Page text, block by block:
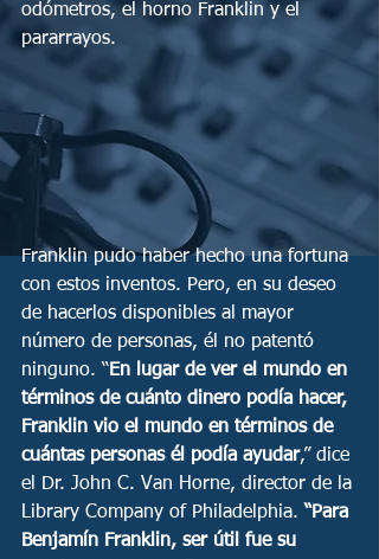
odómetros, el horno Franklin y el
pararrayos.
Franklin pudo haber hecho una fortuna
con estos inventos. Pero, en su deseo
de hacerlos disponibles al mayor
número de personas, él no patentó
ninguno. “En lugar de ver el mundo en
términos de cuánto dinero podía hacer,
Franklin vio el mundo en términos de
cuántas personas él podía ayudar,” dice
el Dr. John C. Van Horne, director de la
Library Company of Philadelphia. “Para
Benjamín Franklin, ser útil fue su